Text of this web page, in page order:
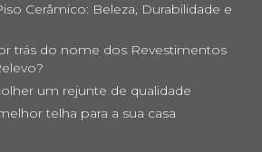
Cerâmico: Beleza, Durabilidade e
trás do nome dos Revestimentos
um rejunte de qualidade
telha para a sua casa